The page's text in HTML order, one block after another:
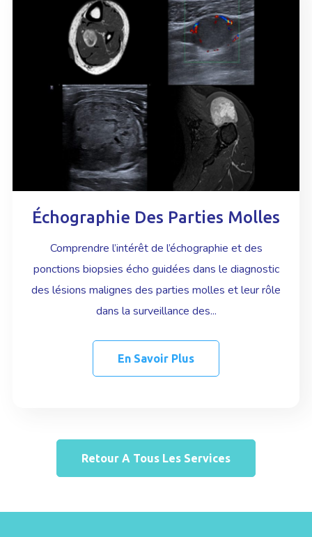
Échographie Des Parties Molles
Comprendre l’intérêt de l’échographie et des
ponctions biopsies écho guidées dans le diagnostic
des lésions malignes des parties molles et leur rôle
dans la surveillance des...
En Savoir Plus
Retour A Tous Les Services